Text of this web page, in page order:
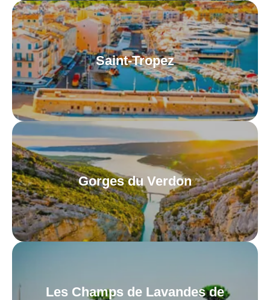
Saint-Tropez
Gorges du Verdon
Les Champs de Lavandes de